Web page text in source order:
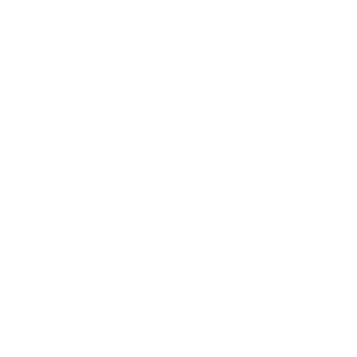
политики и бизнеса